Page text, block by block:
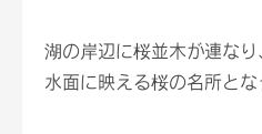
湖の岸辺に桜並木が連なり
水面に映える桜の名所とな